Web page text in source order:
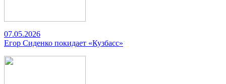
07.05.2026
Егор Сиденко покидает «Кузбасс»